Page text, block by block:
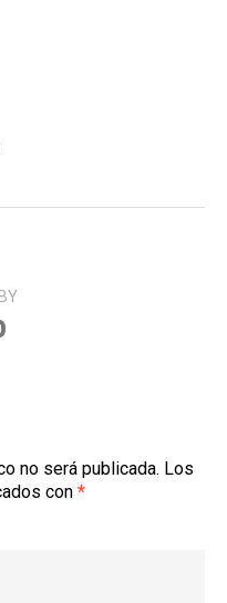
no será publicada. Los
con *